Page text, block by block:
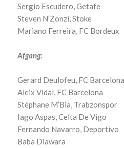
Sergio Escudero, Getafe
Steven N’Zonzi, Stoke
Mariano Ferreira, FC Bordeux
Afgang:
Gerard Deulofeu, FC
Aleix Vidal, FC Barcelona
Stéphane M’Bia, Trabzonspor
Iago Aspas, Celta De Vigo
Fernando Navarro, Deportivo
Baba Diawara